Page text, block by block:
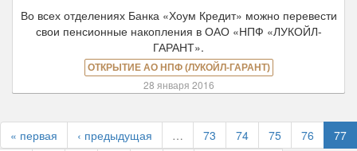
Во всех отделениях Банка «Хоум Кредит» можно перевести
свои пенсионные накопления в ОАО «НПФ «ЛУКОЙЛ-
ГАРАНТ».
ОТКРЫТИЕ АО НПФ (ЛУКОЙЛ-ГАРАНТ)
28 января 2016
« первая ‹ предыдущая … 73 74 75 76
77